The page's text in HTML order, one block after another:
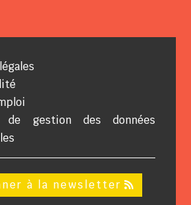
de gestion des données
à la newsletter